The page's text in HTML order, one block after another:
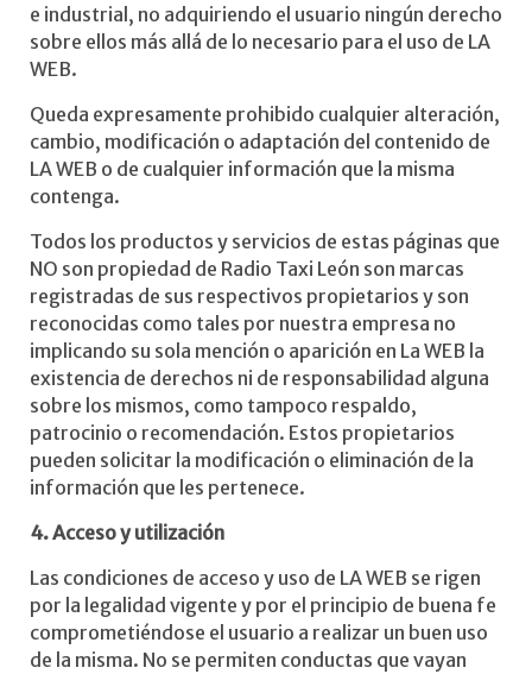
e industrial, no adquiriendo el usuario ningún derecho
sobre ellos más allá de lo necesario para el uso de LA
WEB.
Queda expresamente prohibido cualquier alteración,
cambio, modificación o adaptación del contenido de
LA WEB o de cualquier información que la misma
contenga.
Todos los productos y servicios de estas páginas que
NO son propiedad de Radio Taxi León son marcas
registradas de sus respectivos propietarios y son
reconocidas como tales por nuestra empresa no
implicando su sola mención o aparición en La WEB la
existencia de derechos ni de responsabilidad alguna
sobre los mismos, como tampoco respaldo,
patrocinio o recomendación. Estos propietarios
pueden solicitar la modificación o eliminación de la
información que les pertenece.
4. Acceso y utilización
Las condiciones de acceso y uso de LA WEB se rigen
por la legalidad vigente y por el principio de buena fe
comprometiéndose el usuario a realizar un buen uso
de la misma. No se permiten conductas que vayan